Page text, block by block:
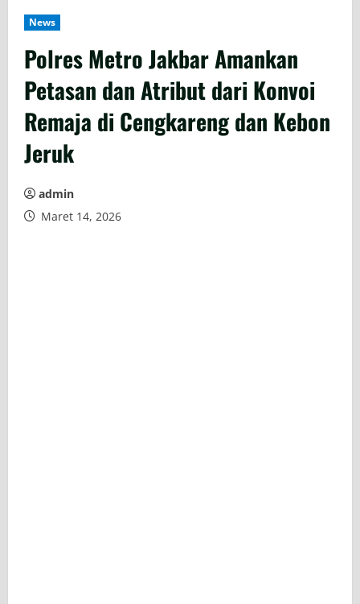
News
Polres Metro Jakbar Amankan
Petasan dan Atribut dari Konvoi
Remaja di Cengkareng dan Kebon
Jeruk
admin
Maret 14, 2026